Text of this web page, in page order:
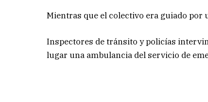
Mientras que el colectivo era guiado por
Inspectores de tránsito y policías
lugar una ambulancia del servicio de